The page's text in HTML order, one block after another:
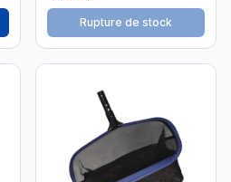
Rupture de stock